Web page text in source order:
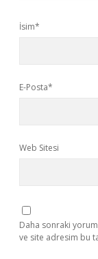
İsim*
E-Posta*
Web Sitesi
Daha sonraki
ve site adresim bu